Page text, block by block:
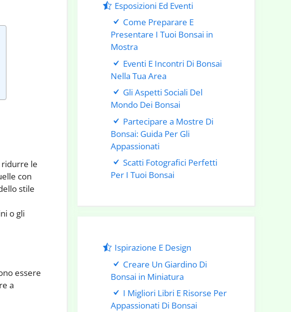
ridurre le
con
stile
o gli
essere
a
Esposizioni Ed Eventi
Come Preparare E
Presentare I Tuoi Bonsai in
Mostra
Eventi E Incontri Di Bonsai
Nella Tua Area
Gli Aspetti Sociali Del
Mondo Dei Bonsai
Partecipare a Mostre Di
Bonsai: Guida Per Gli
Appassionati
Scatti Fotografici Perfetti
Per I Tuoi Bonsai
Ispirazione E Design
Creare Un Giardino Di
Bonsai in Miniatura
I Migliori Libri E Risorse Per
Appassionati Di Bonsai